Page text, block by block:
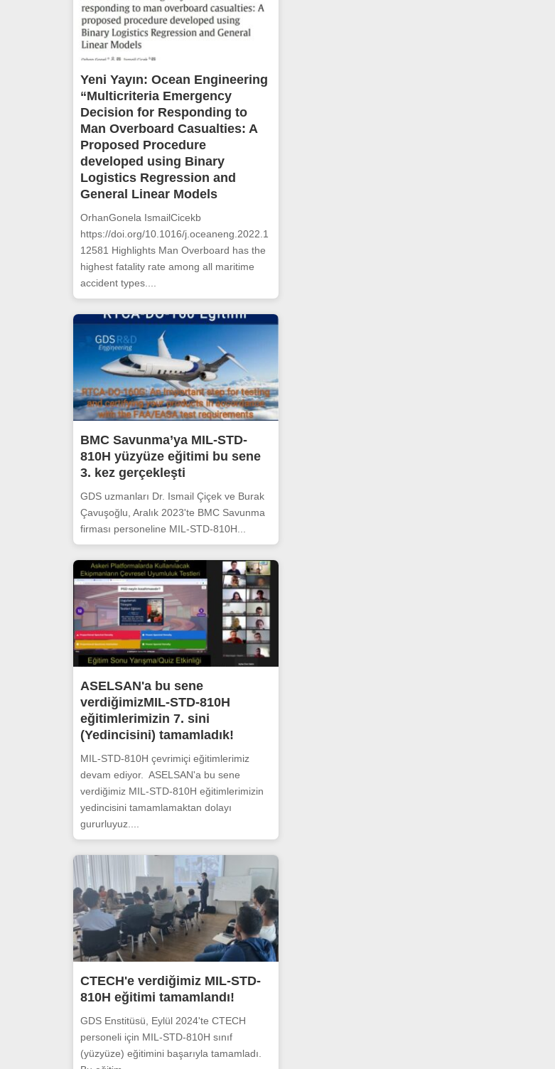
Yeni Yayın: Ocean Engineering
“Multicriteria Emergency
Decision for Responding to
Man Overboard Casualties: A
Proposed Procedure
developed using Binary
Logistics Regression and
General Linear Models
OrhanGonela IsmailCicekb
https://doi.org/10.1016/j.oceaneng.2022.1
12581 Highlights Man Overboard has the
highest fatality rate among all maritime
accident types....
BMC Savunma’ya MIL-STD-
810H yüzyüze eğitimi bu sene
3. kez gerçekleşti
GDS uzmanları Dr. Ismail Çiçek ve Burak
Çavuşoğlu, Aralık 2023'te BMC Savunma
firması personeline MIL-STD-810H...
ASELSAN'a bu sene
verdiğimizMIL-STD-810H
eğitimlerimizin 7. sini
(Yedincisini) tamamladık!
MIL-STD-810H çevrimiçi eğitimlerimiz
devam ediyor. ASELSAN'a bu sene
verdiğimiz MIL-STD-810H eğitimlerimizin
yedincisini tamamlamaktan dolayı
gururluyuz....
CTECH'e verdiğimiz MIL-STD-
810H eğitimi tamamlandı!
GDS Enstitüsü, Eylül 2024'te CTECH
personeli için MIL-STD-810H sınıf
(yüzyüze) eğitimini başarıyla tamamladı.